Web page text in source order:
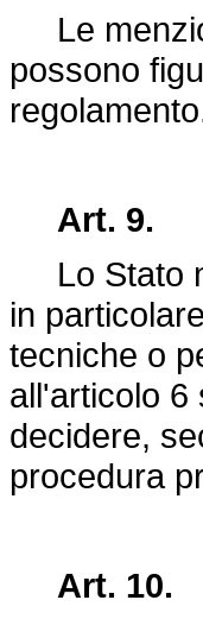
Le
possono
Art. 9.
Lo Stato
in
tecniche o
all'articolo 6
decidere,
procedura
Art. 10.